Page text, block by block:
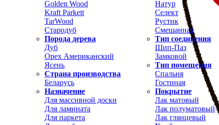
Golden Wood
Kraft Parkett
TarWood
Стародуб
Порода дерева
Дуб
Орех Американский
Ясень
Страна производства
Беларусь
Натур
Селект
Рустик
Смешанная
Тип соединения
Шип-Паз
Замковой
Тип помещения
Спальня
Гостиная
Назначение
Для массивной доски
Для ламината
Для паркета
Покрытие
Лак матовый
Лак полуматовый
Лак глянцевый